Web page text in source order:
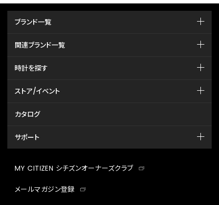
ブランド一覧
関連ブランド一覧
時計を探す
ストア/イベント
カタログ
サポート
MY CITIZEN シチズンオーナーズクラブ
メールマガジン登録